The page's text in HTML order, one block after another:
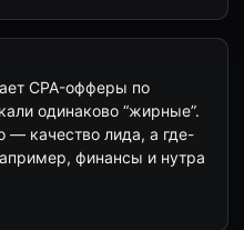
CPA-офферы по
одинаково “жирные”.
— качество лида, а где-
финансы и нутра